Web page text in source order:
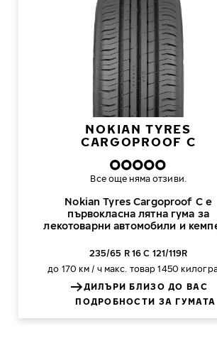
NOKIAN TYRES
CARGOPROOF C
Nokian Tyres Cargoproof C е
първокласна лятна гума за
лекотоварни автомобили и
Все още няма отзиви.
235/65 R 16 C 121/119R
до 170 км / ч макс. товар 1450
ДИЛЪРИ БЛИЗО ДО ВАС
ПОДРОБНОСТИ ЗА ГУМАТА